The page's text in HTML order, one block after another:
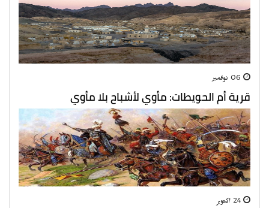
قرية أم الحويطات: مأوي لأشباح بلا مأوي